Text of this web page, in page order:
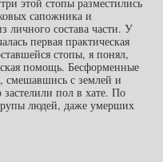
сапожника и
личного состава части. У
первая практическая
стопы, я понял,
помощь. Бесформенные
смешавшись с землей и
застелили пол в хате. По
людей, даже умерших